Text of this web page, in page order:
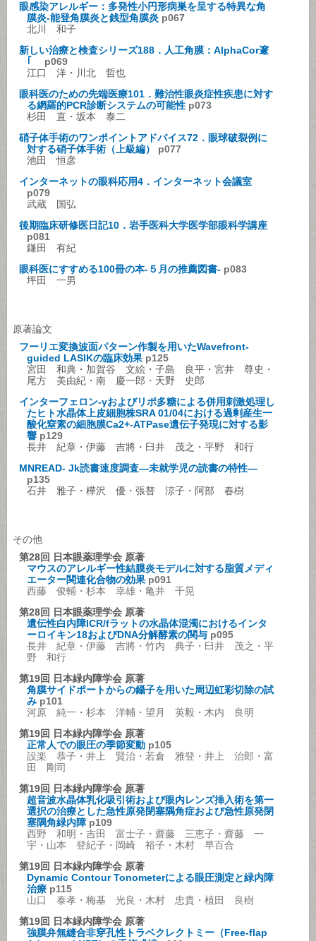
眼感染アレルギー：多発性小円形病巣を呈する特異な角
膜炎-能登角膜炎と銭型角膜炎 p067
北川 和子
新しい治療と検査シリーズ188．人工角膜：AlphaCor邃
p069
江口 洋・川北 哲也
眼科医のための先端医療101．難治性眼炎症性疾患に対す
る網羅的PCR診断システムの可能性 p073
杉田 直・坂本 泰二
硝子体手術のワンポイントアドバイス72．眼球破裂例に
対する硝子体手術（上級編）
p077
池田 恒彦
インターネットの眼科応用4．インターネット会議室
p079
武蔵 国弘
後期臨床研修医日記10．岩手医科大学医学部眼科学講座
p081
鎌田 有紀
眼科医にすすめる100冊の本-５月の推薦図書- p083
坪田 一男
原著論文
フーリエ変換波面パターン作製を用いたWavefront-
guided LASIKの臨床効果 p125
宮田 和典・加賀谷 文絵・子島 良平・宮井 尊史・
尾方 美由紀・南 慶一郎・天野 史郎
インターフェロン-γおよびリポ多糖による併用刺激処理し
たヒト水晶体上皮細胞株SRA 01/04における過剰産生一
酸化窒素の細胞膜Ca2+-ATPase遺伝子発現に対する影
響 p129
長井 紀章・伊藤 吉將・臼井 茂之・平野 和行
MNREAD- Jk読書速度調査―未就学児の読書の特性―
p135
石井 雅子・樺沢 優・張替 涼子・阿部 春樹
その他
第28回 日本眼薬理学会 原著
マウスのアレルギー性結膜炎モデルに対する脂質メディ
エーター関連化合物の効果 p091
西藤 俊輔・杉本 幸雄・亀井 千晃
第28回 日本眼薬理学会 原著
遺伝性白内障ICR/fラットの水晶体混濁におけるインタ
ーロイキン18およびDNA分解酵素の関与 p095
長井 紀章・伊藤 吉將・竹内 典子・臼井 茂之・平
野 和行
第19回 日本緑内障学会 原著
角膜サイドポートからの鑷子を用いた周辺虹彩切除の試
み p101
河原 純一・杉本 洋輔・望月 英毅・木内 良明
第19回 日本緑内障学会 原著
正常人での眼圧の季節変動 p105
設楽 恭子・井上 賢治・若倉 雅登・井上 治郎・富
田 剛司
第19回 日本緑内障学会 原著
超音波水晶体乳化吸引術および眼内レンズ挿入術を第一
選択の治療とした急性原発閉塞隅角症および急性原発閉
塞隅角緑内障 p109
西野 和明・吉田 富士子・齋藤 三恵子・齋藤 一
宇・山本 登紀子・岡崎 裕子・木村 早百合
第19回 日本緑内障学会 原著
Dynamic Contour Tonometerによる眼圧測定と緑内障
治療 p115
山口 泰孝・梅基 光良・木村 忠貴・植田 良樹
第19回 日本緑内障学会 原著
強膜弁無縫合非穿孔性トラベクレクトミー（Free-flap